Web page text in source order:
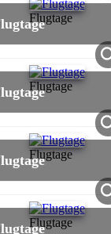
Flugtage
Flugtage
Flugtage
Flugtage
Flugtage
Flugtage
Flugtage
Flugtage